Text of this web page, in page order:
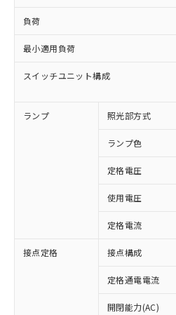
負荷
最小適用負荷
スイッチユニット構成
ランプ 照光部方式
ランプ色
定格電圧
使用電圧
定格電流
接点定格 接点構成
定格通電電流
開閉能力(AC)
ご利用条件
以下の条件をお読みいた
ご利用ください。
本サービスは、当
商品の当社在庫状
(税抜)を提供させて
当社制御機器事業
※1 対応状況
対応済み：EU RoHS
非含有に対応した製品が
対応予定：EU RoHS指
有に対応した製品に切り
対応予定なし：EU
非含有に非対応の商品で
定はありません。
調査・確認中：EU
非含有の対応状況を調査
非該当品：ライセンス料
害物質有無と関係のない
※1 中国RoHS○×表
「○」：最大均質材料含
基準値以下であることを